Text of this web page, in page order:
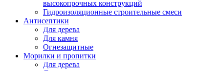
высокопрочных конструкций
Гидроизоляционные строительные смеси
Антисептики
Для дерева
Для камня
Огнезащитные
Морилки и пропитки
Для дерева